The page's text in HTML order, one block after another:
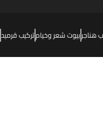
هناجربيوت شعر وخيامتركيب قرميد